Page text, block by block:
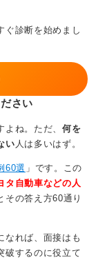
ぐ診断を始めまし
さい
ね。ただ、 何を
い 人は多いはず。
60選 」です。この
タ自動車などの人
その答え方60通り
なれば、面接はも
破するのに役立て